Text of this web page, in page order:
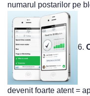
numarul postarilor pe
6.
devenit foarte atent =